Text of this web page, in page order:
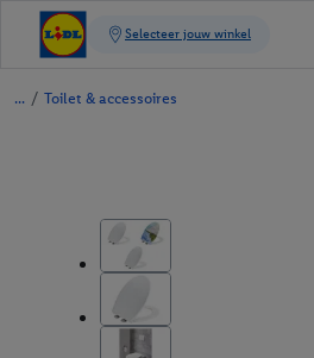
/ Toilet & accessoires